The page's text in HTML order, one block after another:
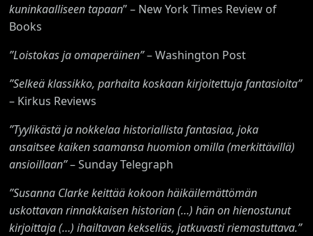
kuninkaalliseen tapaan” – New York Times Review of
Books
”Loistokas ja omaperäinen”– Washington Post
”Selkeä klassikko, parhaita koskaan kirjoitettuja fantasioita”
– Kirkus Reviews
”Tyylikästä ja nokkelaa historiallista fantasiaa, joka
ansaitsee kaiken saamansa huomion omilla (merkittävillä)
ansioillaan”– Sunday Telegraph
”Susanna Clarke keittää kokoon häikäilemättömän
uskottavan rinnakkaisen historian (…) hän on hienostunut
kirjoittaja (…) ihailtavan kekseliäs, jatkuvasti riemastuttava.”